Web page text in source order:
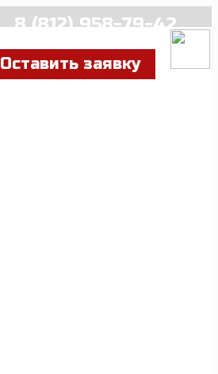
8 (812) 958-79-42
Оставить заявку